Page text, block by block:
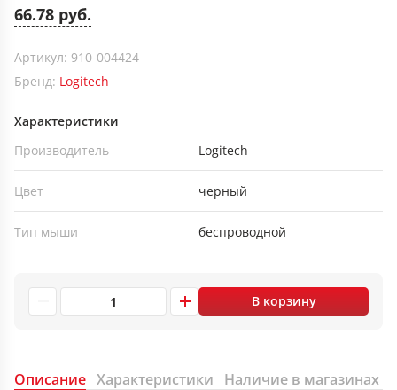
66.78 руб.
Артикул: 910-004424
Бренд: Logitech
Характеристики
Производитель
Logitech
Цвет черный
Тип мыши беспроводной
В корзину
Описание Характеристики Наличие в магазинах